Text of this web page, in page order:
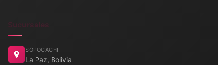
Sucursales
SOPOCACHI
La Paz, Bolivia